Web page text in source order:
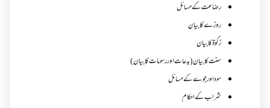
رضاعت کے مسائل
روزے کا بیان
زکوة کابیان
سنت کا بیان (بدعات اور رسومات کا بیان)
سود اور جوے کے مسائل
شراب کے احکام